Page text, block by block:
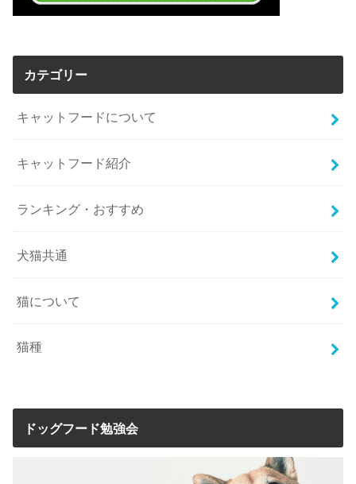
カテゴリー
キャットフードについて
キャットフード紹介
ランキング・おすすめ
犬猫共通
猫について
猫種
ドッグフード勉強会